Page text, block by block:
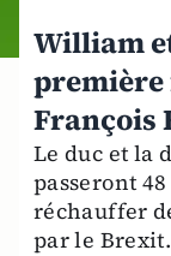
William
première
François
Le duc et la
passeront
réchauffer
par le Brexit.